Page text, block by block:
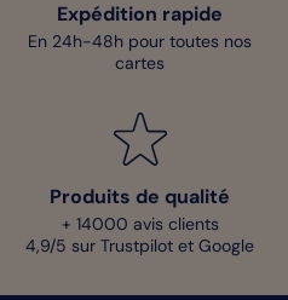
Expédition rapide
En 24h-48h pour toutes nos
cartes
Produits de qualité
+ 14000 avis clients
4,9/5 sur Trustpilot et Google